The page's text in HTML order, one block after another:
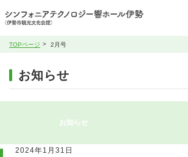
TOPページ 2月号
お知らせ
お知らせ
2024年1月31日